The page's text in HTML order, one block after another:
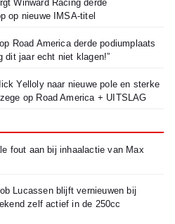
Winward Racing derde
op nieuwe IMSA-titel
Road America derde podiumplaats
jaar echt niet klagen!”
Yelloly naar nieuwe pole en sterke
op Road America + UITSLAG
fout aan bij inhaalactie van Max
Lucassen blijft vernieuwen bij
zelf actief in de 250cc